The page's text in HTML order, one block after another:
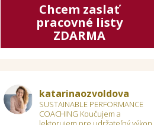
Chcem zaslať
pracovné listy
ZDARMA
katarinaozvoldova
SUSTAINABLE PERFORMANCE
COACHING Koučujem a